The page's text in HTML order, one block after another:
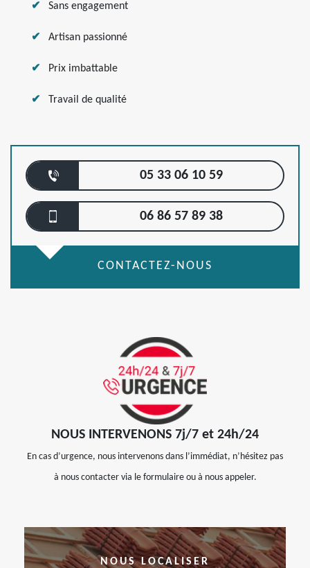
Sans engagement
Artisan passionné
Prix imbattable
Travail de qualité
05 33 06 10 59
06 86 57 89 38
CONTACTEZ-NOUS
NOUS INTERVENONS 7j/7 et 24h/24
En cas d’urgence, nous intervenons dans l’immédiat, n’hésitez pas
à nous contacter via le formulaire ou à nous appeler.
NOUS LOCALISER